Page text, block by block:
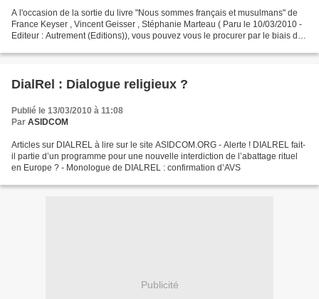
A l'occasion de la sortie du livre "Nous sommes français et musulmans" de
France Keyser , Vincent Geisser , Stéphanie Marteau ( Paru le 10/03/2010 -
Editeur : Autrement (Editions)), vous pouvez vous le procurer par le biais de
DialRel : Dialogue religieux ?
Publié le 13/03/2010 à 11:08
Par ASIDCOM
Articles sur DIALREL à lire sur le site ASIDCOM.ORG - Alerte ! DIALREL fait-
il partie d’un programme pour une nouvelle interdiction de l’abattage rituel
en Europe ? - Monologue de DIALREL : confirmation d’AVS
Publicité